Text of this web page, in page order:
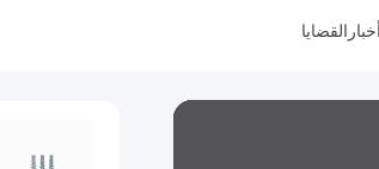
أخبار القضايا